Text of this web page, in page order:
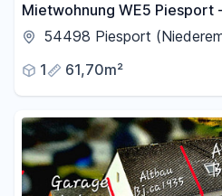
Mietwohnung WE5 Piesport
Einbauküche
54498 Piesport
1
61,70m²